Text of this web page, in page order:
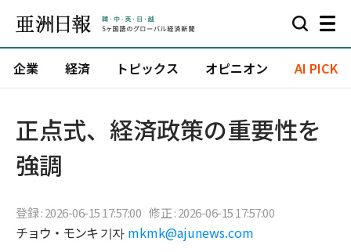
企業 経済 トピックス オピニオン AI PICK
正点式、経済政策の重要性を
強調
登録 : 2026-06-15 17:57:00 修正 : 2026-06-15 17:57:00
チョウ・モンキ 기자 mkmk@ajunews.com